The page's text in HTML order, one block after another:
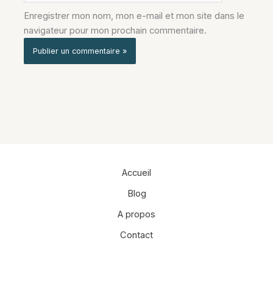
Enregistrer mon nom, mon e-mail et mon site dans le
navigateur pour mon prochain commentaire.
Accueil
Blog
A propos
Contact